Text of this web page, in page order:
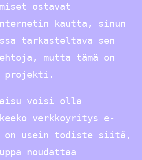
ostavat
kautta, sinun
tarkasteltava sen
mutta tämä on
projekti.
voisi olla
verkkoyritys e-
on usein todiste siitä,
noudattaa